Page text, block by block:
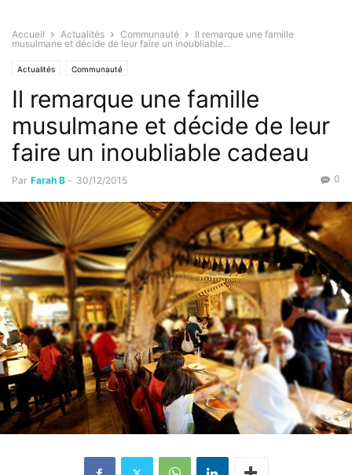
Accueil Actualités Communauté
Il remarque une famille
musulmane et décide de leur faire un inoubliable...
Actualités Communauté
Il remarque une famille
musulmane et décide de leur
faire un inoubliable cadeau
Par Farah B - 30/12/2015 0